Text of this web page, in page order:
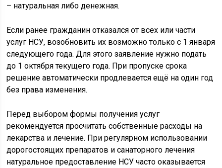
– натуральная либо денежная.
Если ранее гражданин отказался от всех или части
услуг НСУ, возобновить их возможно только с 1 января
следующего года. Для этого заявление нужно подать
до 1 октября текущего года. При пропуске срока
решение автоматически продлевается ещё на один год
без права изменения.
Перед выбором формы получения услуг
рекомендуется просчитать собственные расходы на
лекарства и лечение. При регулярном использовании
дорогостоящих препаратов и санаторного лечения
натуральное предоставление НСУ часто оказывается